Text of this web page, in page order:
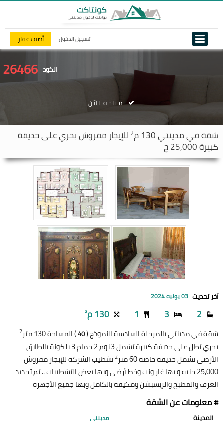
تسجيل الدخول أضف عقار
الكود 26466
شقة فيمدينتي 2 للإيجار مفروش بحري على حديقة
كبيرة 25,000 ج
متاحة الآن
آخر تحديث 03 يونيه 2024
2
3
1 130 م²
شقة في مدينتي بالمرحلة السادسة النموذج (40) المساحة 130 متر 2
بحري تطل على حديقة كبيرة تشمل 3 نوم 2 حمام 3 بلكونة بالطابق
الأرضي تشمل حديقة خاصة 60 متر
2تشطيب الشركة للإيجار مفروش
25,000 جنيه و بها غاز ونت وخط أرضى وبها بعض التشطيبات .. تم تجديد
الغرف والمطبخ والريسبشن ومكيفه بالكامل وبها جميع الأجهزه
# معلومات عن الشقة
المدينة مدينتي